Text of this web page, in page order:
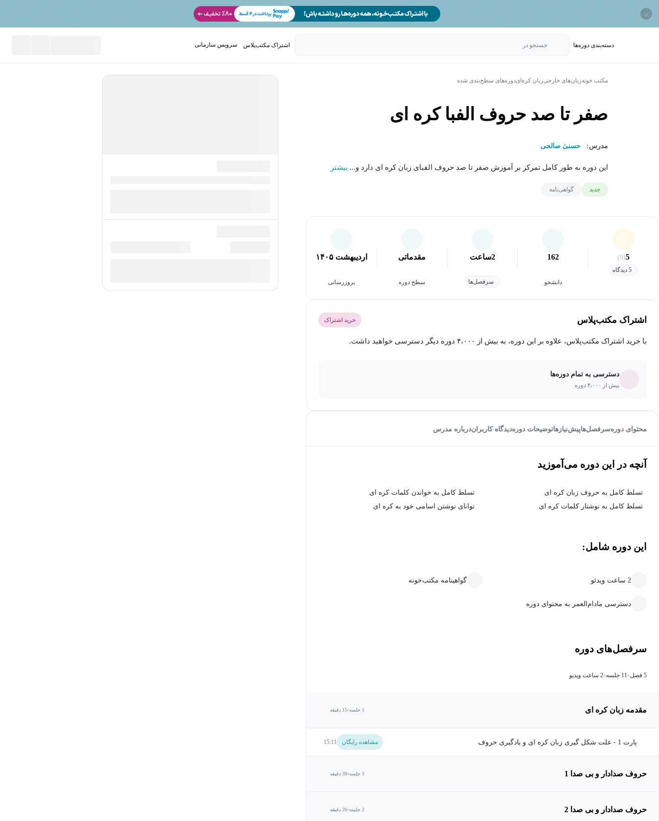
×
دسته‌بندی‌ دوره‌ها جستجو در اشتراک مکتب‌پلاس سرویس سازمانی
مکتب خونهزبان‌های خارجیزبان کره‌ایدوره‌های سطح‌بندی شده
صفر تا صد حروف الفبا کره ای
مدرس: حسنیٰ صالحی
این دوره به طور کامل تمرکز بر آموزش صفر تا صد حروف الفبای زبان کره ای دارد و... بیشتر
جدید گواهی‌نامه
5
(9)
5 دیدگاه
162
دانشجو
2ساعت
سرفصل‌ها
مقدماتی
سطح دوره بروزرسانی
اردیبهشت ۱۴۰۵
اشتراک مکتب‌پلاس خرید اشتراک
با خرید اشتراک مکتب‌پلاس، علاوه بر این دوره، به بیش از ۴،۰۰۰ دوره دیگر دسترسی خواهید داشت.
دسترسی به تمام دوره‌ها
بیش از ۴،۰۰۰ دوره
محتوای دورهسرفصل‌هاپیش‌نیاز‌هاتوضیحات دورهدیدگاه کاربراندرباره مدرس
آنچه در این دوره می‌آموزید
تسلط کامل به حروف زبان کره ای
تسلط کامل به خواندن کلمات کره ای
تسلط کامل به نوشتار کلمات کره ای
توانای نوشتن اسامی خود به کره ای
این دوره شامل:
2 ساعت ویدئو گواهینامه مکتب‌خونه
دسترسی مادام‌العمر به محتوای دوره
سرفصل‌های دوره
5 فصل 11 جلسه 2 ساعت ویدیو
مقدمه زبان کره ای 1 جلسه 15 دقیقه
پارت 1 - علت شکل گیری زبان کره ای و یادگیری حروف مشاهده رایگان 15:11
حروف صدادار و بی صدا 1 3 جلسه 39 دقیقه
حروف صدادار و بی صدا 2 2 جلسه 26 دقیقه